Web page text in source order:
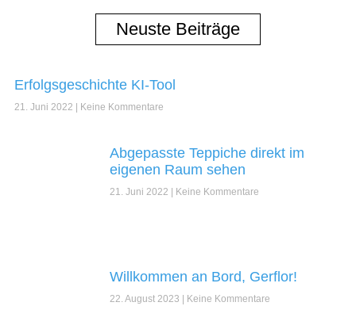
Neuste Beiträge
Erfolgsgeschichte KI-Tool
21. Juni 2022 Keine Kommentare
Abgepasste Teppiche direkt im
eigenen Raum sehen
21. Juni 2022 Keine Kommentare
Willkommen an Bord, Gerflor!
22. August 2023 Keine Kommentare